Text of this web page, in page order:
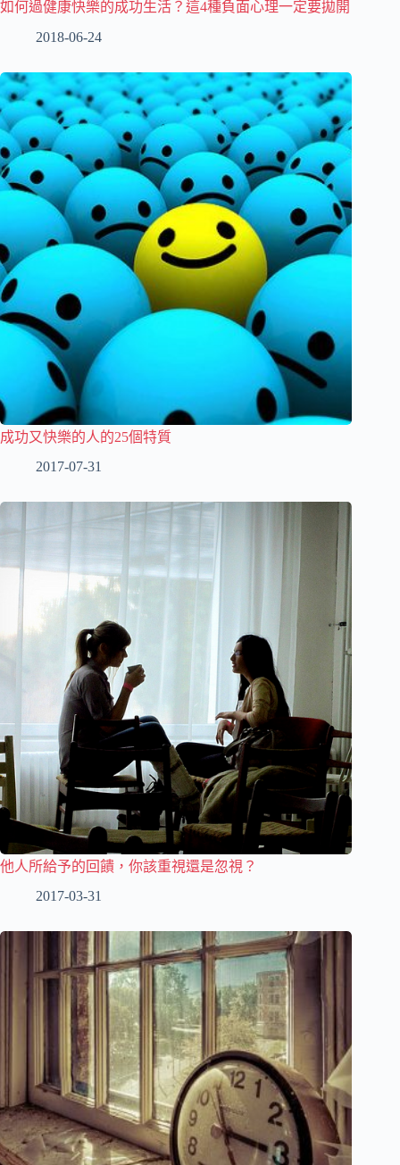
如何過健康快樂的成功生活？這4種負面心理一定要拋開
2018-06-24
成功又快樂的人的25個特質
2017-07-31
他人所給予的回饋，你該重視還是忽視？
2017-03-31